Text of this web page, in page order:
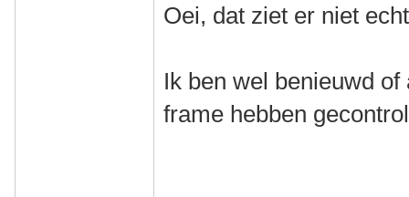
Oei, dat ziet er niet
Ik ben wel benieuwd
frame hebben